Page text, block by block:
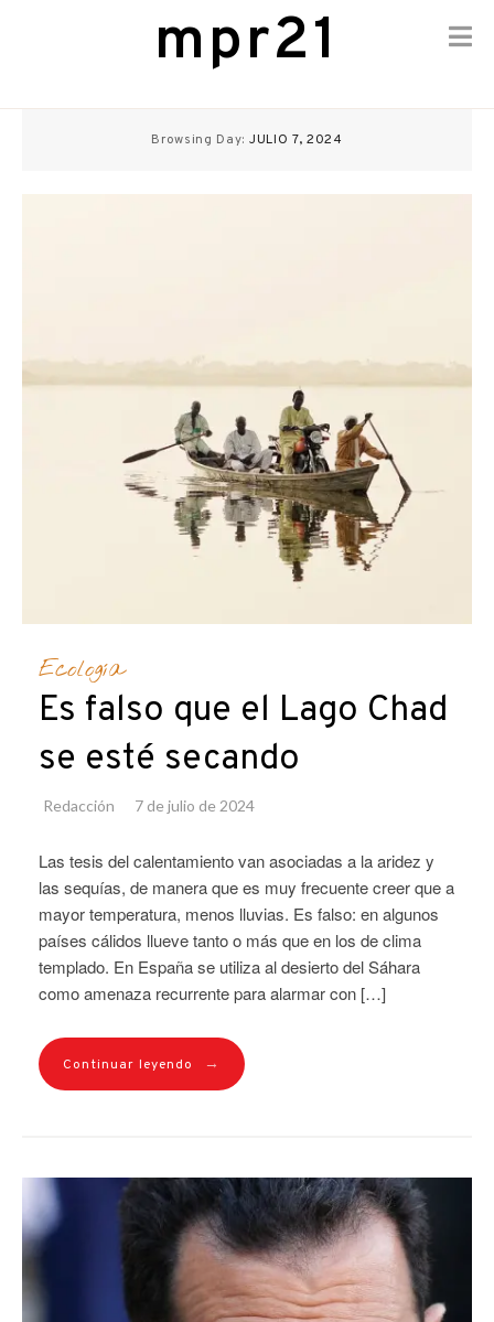
mpr21
Browsing Day: JULIO 7, 2024
Ecología
Es falso que el Lago Chad
se esté secando
Redacción 7 de julio de 2024
Las tesis del calentamiento van asociadas a la aridez y
las sequías, de manera que es muy frecuente creer que a
mayor temperatura, menos lluvias. Es falso: en algunos
países cálidos llueve tanto o más que en los de clima
templado. En España se utiliza al desierto del Sáhara
como amenaza recurrente para alarmar con […]
Continuar leyendo →